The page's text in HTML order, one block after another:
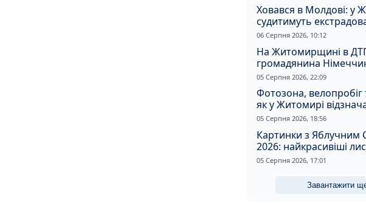
Ховався в Молдові: у
судитимуть
іноземця за
06 Серпня 2026, 10:12
На Житомирщині в ДТП
громадянина
постраждали двоє
05 Серпня 2026, 22:09
Фотозона, велопробіг
як у Житомирі
Прапора та День
05 Серпня 2026, 18:56
Картинки з Яблучним
2026: найкрасивіші
щирі привітання зі
05 Серпня 2026, 17:01
Завантажити